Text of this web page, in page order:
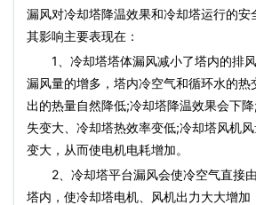
漏风对冷却塔降温效果和冷却塔运行的安
其影响主要表现在：
1、冷却塔塔体漏风减小了塔内的排
漏风量的增多，塔内冷空气和循环水的热
出的热量自然降低;冷却塔降温效果会下
失变大、冷却塔热效率变低;冷却塔风机
变大，从而使电机电耗增加。
2、冷却塔平台漏风会使冷空气直接由
塔内，使冷却塔电机 、风机出力大大增